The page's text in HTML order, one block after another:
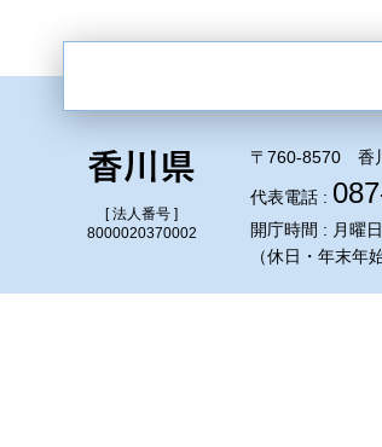
[ 法人番号 ]
8000020370002
〒760-8570 香
代表電話 :
開庁時間 : 月曜
（休日・年末年